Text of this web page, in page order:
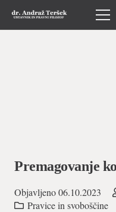
Premagovanje
Objavljeno06.10.2023
Pravice in svoboščine